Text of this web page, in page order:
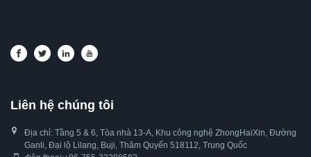
Liên hệ chúng tôi
Địa chỉ: Tầng 5 & 6, Tòa nhà 13-A, Khu công nghệ ZhongHaiXin, Đường
Ganli, Đại lộ Lilang, Buji, Thâm Quyến 518112, Trung Quốc